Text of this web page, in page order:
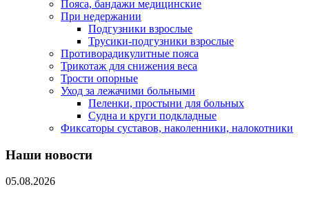
Пояса, бандажи медицинские
При недержании
Подгузники взрослые
Трусики-подгузники взрослые
Противорадикулитные пояса
Трикотаж для снижения веса
Трости опорные
Уход за лежачими больными
Пеленки, простыни для больных
Судна и круги подкладные
Фиксаторы суставов, наколенники, налокотники
Наши новости
05.08.2026